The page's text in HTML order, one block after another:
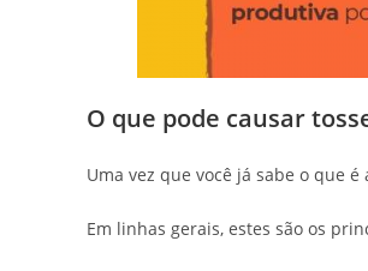
O que pode causar
Uma vez que você já sabe o que
Em linhas gerais, estes são os